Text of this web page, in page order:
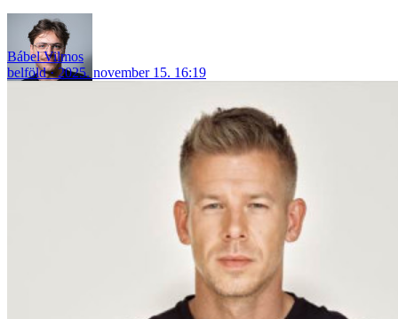
Bábel Vilmos
belföld
2025. november 15. 16:19